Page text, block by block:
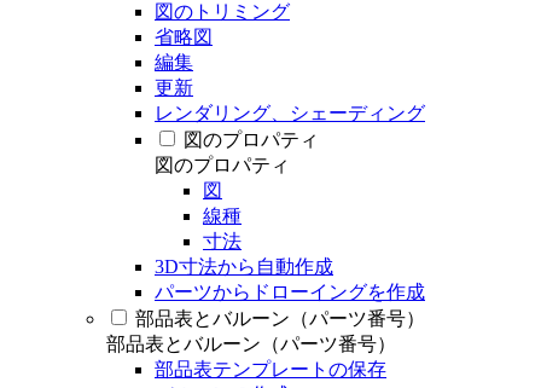
図のトリミング
省略図
編集
更新
レンダリング、シェーディング
図のプロパティ
図のプロパティ
図
線種
寸法
3D寸法から自動作成
パーツからドローイングを作成
部品表とバルーン（パーツ番号）
部品表とバルーン（パーツ番号）
部品表テンプレートの保存